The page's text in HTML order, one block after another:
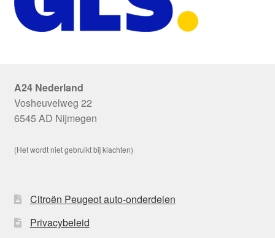
A24 Nederland
Vosheuvelweg 22
6545 AD Nijmegen
(Het wordt niet gebruikt bij klachten)
Citroën Peugeot auto-onderdelen
Privacybeleid